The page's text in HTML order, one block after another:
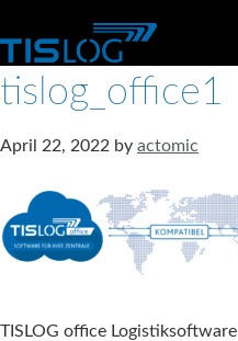
tislog_office1
April 22, 2022 by actomic
TISLOG office Logistiksoftware